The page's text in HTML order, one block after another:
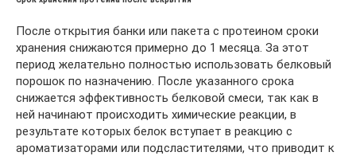
После открытия банки или пакета с протеином сроки
хранения снижаются примерно до 1 месяца. За этот
период желательно полностью использовать белковый
порошок по назначению. После указанного срока
снижается эффективность белковой смеси, так как в
ней начинают происходить химические реакции, в
результате которых белок вступает в реакцию с
ароматизаторами или подсластителями, что приводит к